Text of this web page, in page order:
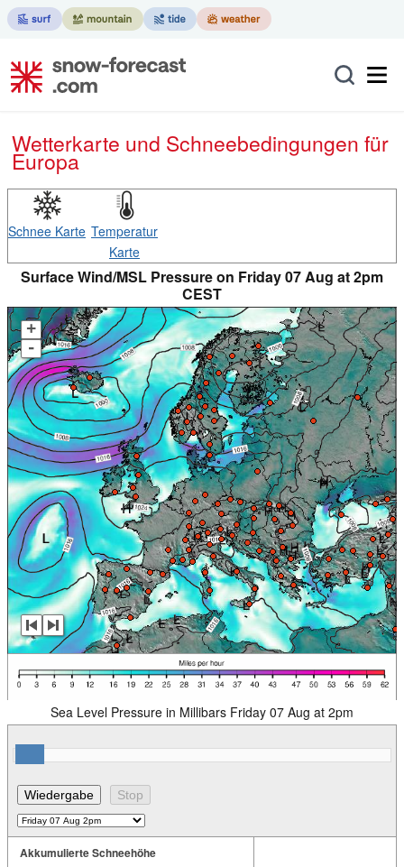
Wetterkarte und Schneebedingungen für
Europa
Schnee Karte Temperatur
Karte
Surface Wind/MSL Pressure on Friday 07 Aug at 2pm
CEST
+
-
Sea Level Pressure in Millibars Friday 07 Aug at 2pm
Akkumulierte Schneehöhe